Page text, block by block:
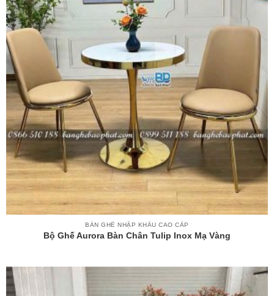
BÀN GHẾ NHẬP KHẨU CAO CẤP
Bộ Ghế Aurora Bàn Chân Tulip Inox Mạ Vàng